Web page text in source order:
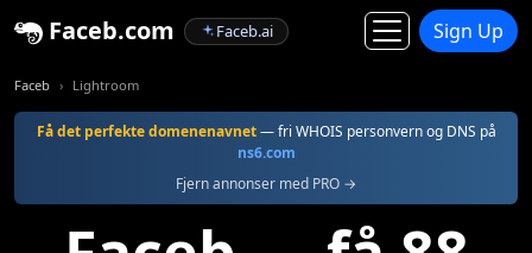
Faceb.com Faceb.ai Sign Up
Faceb Lightroom
Få det perfekte domenenavnet— fri WHOIS personvern og DNS på
ns6.com
Fjern annonser med PRO →